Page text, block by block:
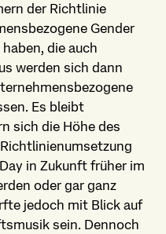
der Richtlinie
Gender
die auch
werden sich dann
Es bleibt
sich die Höhe des
in Zukunft früher im
oder gar ganz
jedoch mit Blick auf
sein. Dennoch